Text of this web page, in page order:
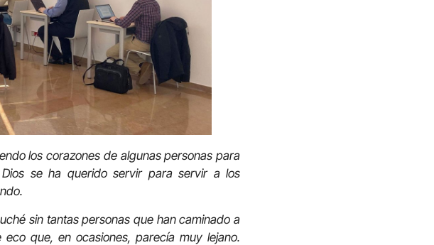
los corazones de algunas personas para
se ha querido servir para servir a los
sin tantas personas que han caminado a
que, en ocasiones, parecía muy lejano.